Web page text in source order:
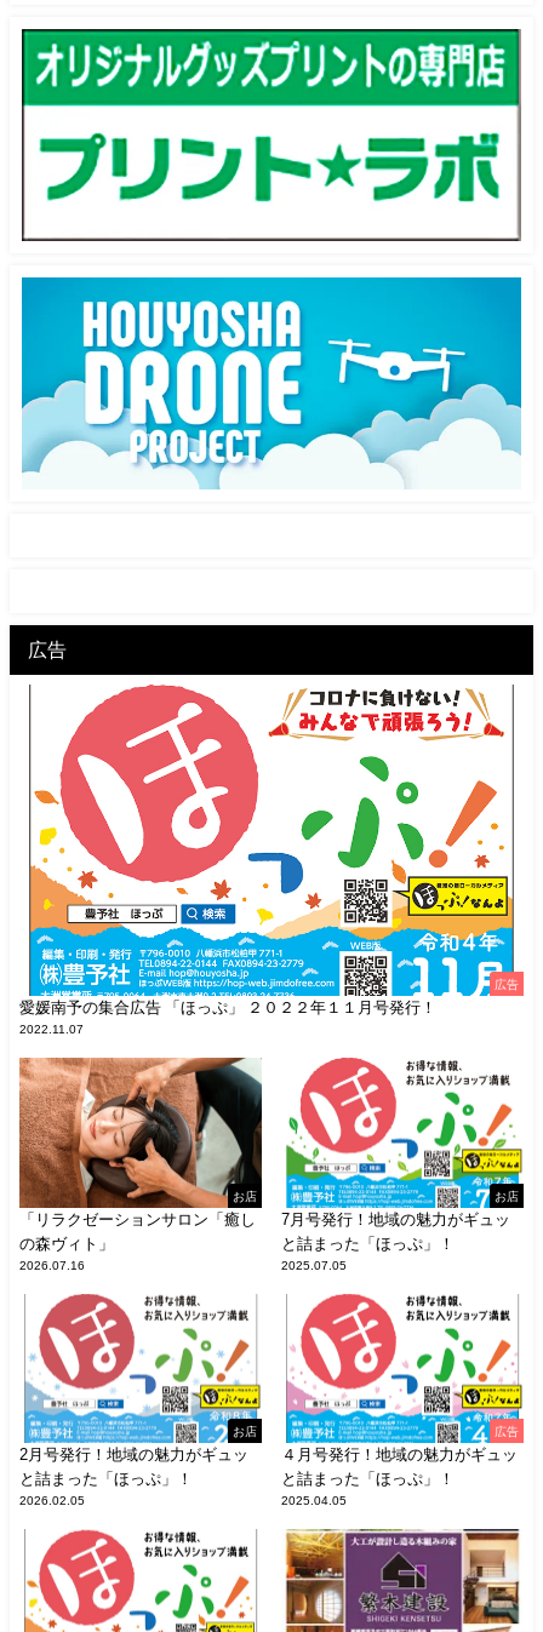
広告
広告
愛媛南予の集合広告 「ほっぷ」 ２０２２年１１月号発行！
2022.11.07
お店
「リラクゼーションサロン「癒し
の森ヴィト」
2026.07.16
お店
7月号発行！地域の魅力がギュッ
と詰まった「ほっぷ」！
2025.07.05
お店
2月号発行！地域の魅力がギュッ
と詰まった「ほっぷ」！
2026.02.05
広告
４月号発行！地域の魅力がギュッ
と詰まった「ほっぷ」！
2025.04.05